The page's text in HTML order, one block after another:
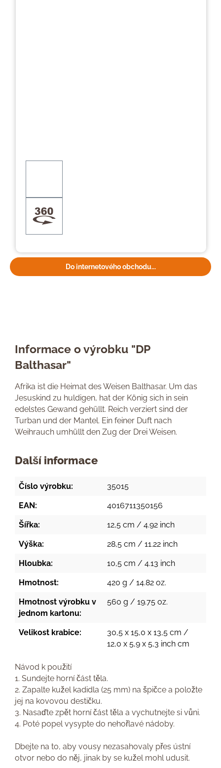
Do internetového obchodu...
Informace o výrobku "DP
Balthasar"
Afrika ist die Heimat des Weisen Balthasar. Um das
Jesuskind zu huldigen, hat der König sich in sein
edelstes Gewand gehüllt. Reich verziert sind der
Turban und der Mantel. Ein feiner Duft nach
Weihrauch umhüllt den Zug der Drei Weisen.
Další informace
Číslo výrobku: 35015
EAN: 4016711350156
Šířka: 12,5 cm / 4.92 inch
Výška: 28,5 cm / 11.22 inch
Hloubka: 10,5 cm / 4.13 inch
Hmotnost: 420 g / 14.82 oz.
Hmotnost výrobku v
jednom kartonu:
560 g / 19.75 oz.
Velikost krabice:
30,5 x 15,0 x 13,5 cm /
12,0 x 5,9 x 5,3 inch cm
Návod k použití
1. Sundejte horní část těla.
2. Zapalte kužel kadidla (25 mm) na špičce a položte
jej na kovovou destičku.
3. Nasaďte zpět horní část těla a vychutnejte si vůni.
4. Poté popel vysypte do nehořlavé nádoby.
Dbejte na to, aby vousy nezasahovaly přes ústní
otvor nebo do něj, jinak by se kužel mohl udusit.